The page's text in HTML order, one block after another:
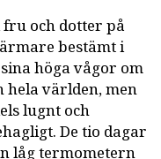
fru och dotter på
bestämt i
höga vågor om
världen, men
lugnt och
De tio dagar
låg termometern